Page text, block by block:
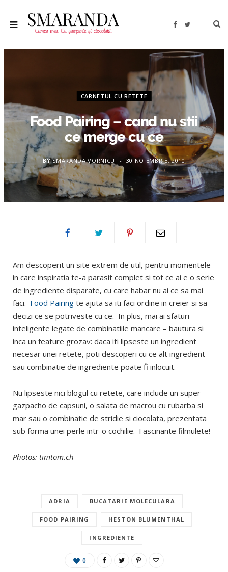
F
b
o
k
T
t
e
CARNETUL CU RETETE
Food Pairing – cand nu stii
ce merge cu ce
BY SMARANDA VORNICU 30 NOIEMBRIE, 2010
Am descoperit un site extrem de util, pentru momentele
in care inspiratia te-a parasit complet si tot ce ai e o serie
de ingrediente disparate, cu care habar nu ai ce sa mai
faci. Food Pairing te ajuta sa iti faci ordine in creier si sa
decizi ce se potriveste cu ce. In plus, mai ai sfaturi
inteligente legate de combinatiile mancare – bautura si
inca un feature grozav: daca iti lipseste un ingredient
necesar unei retete, poti descoperi cu ce alt ingredient
sau combinatie de ingrediente poate fi inlocuit.
Nu lipseste nici blogul cu retete, care include un super
gazpacho de capsuni, o salata de macrou cu rubarba si
mar sau o combinatie de stridie si ciocolata, prezentata
sub forma unei perle intr-o cochilie. Fascinante filmulete!
Photos: timtom.ch
ADRIA BUCATARIE MOLECULARA
FOOD PAIRING HESTON BLUMENTHAL
INGREDIENTE
0